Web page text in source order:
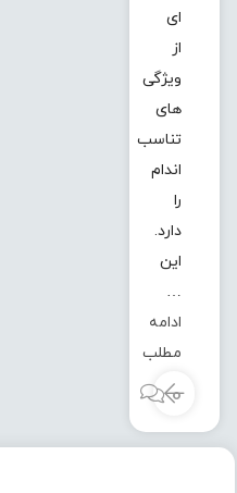
ای
از
ویژگی
های
تناسب
اندام
را
دارد.
این
…
ادامه
مطلب
0